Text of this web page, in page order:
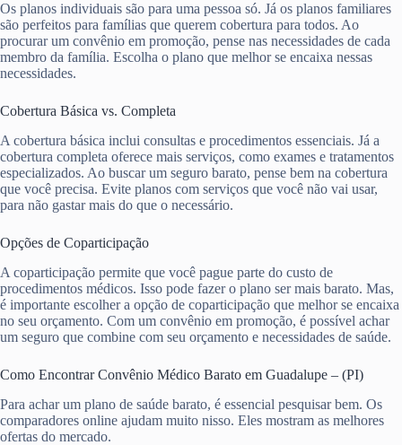
Os planos individuais são para uma pessoa só. Já os planos familiares
são perfeitos para famílias que querem cobertura para todos. Ao
procurar um convênio em promoção, pense nas necessidades de cada
membro da família. Escolha o plano que melhor se encaixa nessas
necessidades.
Cobertura Básica vs. Completa
A cobertura básica inclui consultas e procedimentos essenciais. Já a
cobertura completa oferece mais serviços, como exames e tratamentos
especializados. Ao buscar um seguro barato, pense bem na cobertura
que você precisa. Evite planos com serviços que você não vai usar,
para não gastar mais do que o necessário.
Opções de Coparticipação
A coparticipação permite que você pague parte do custo de
procedimentos médicos. Isso pode fazer o plano ser mais barato. Mas,
é importante escolher a opção de coparticipação que melhor se encaixa
no seu orçamento. Com um convênio em promoção, é possível achar
um seguro que combine com seu orçamento e necessidades de saúde.
Como Encontrar Convênio Médico Barato em Guadalupe – (PI)
Para achar um plano de saúde barato, é essencial pesquisar bem. Os
comparadores online ajudam muito nisso. Eles mostram as melhores
ofertas do mercado.